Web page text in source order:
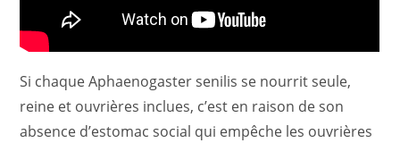
Si chaque Aphaenogaster senilis se nourrit seule,
reine et ouvrières inclues, c’est en raison de son
absence d’estomac social qui empêche les ouvrières